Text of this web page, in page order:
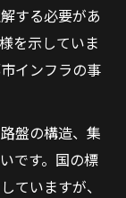
する必要があ
を示していま
インフラの事
盤の構造、集
です。国の標
ていますが、